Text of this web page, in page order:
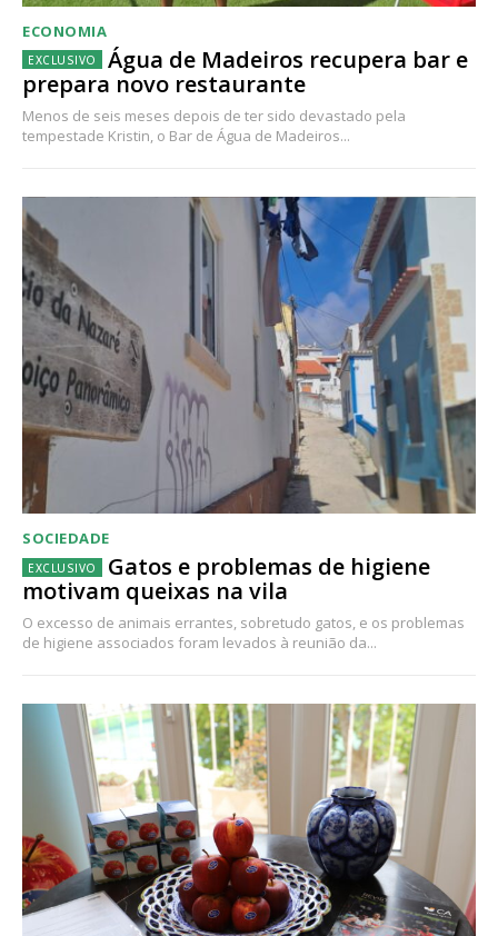
ECONOMIA
Água de Madeiros recupera bar e
prepara novo restaurante
Menos de seis meses depois de ter sido devastado pela
tempestade Kristin, o Bar de Água de Madeiros...
SOCIEDADE
Gatos e problemas de higiene
motivam queixas na vila
O excesso de animais errantes, sobretudo gatos, e os problemas
de higiene associados foram levados à reunião da...